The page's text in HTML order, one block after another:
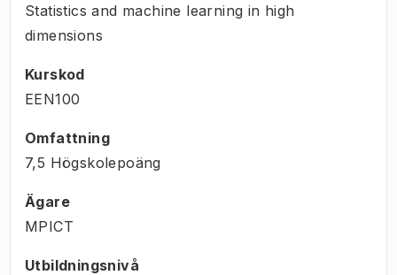
Statistics and machine learning in high
dimensions
Kurskod
EEN100
Omfattning
7,5 Högskolepoäng
Ägare
MPICT
Utbildningsnivå